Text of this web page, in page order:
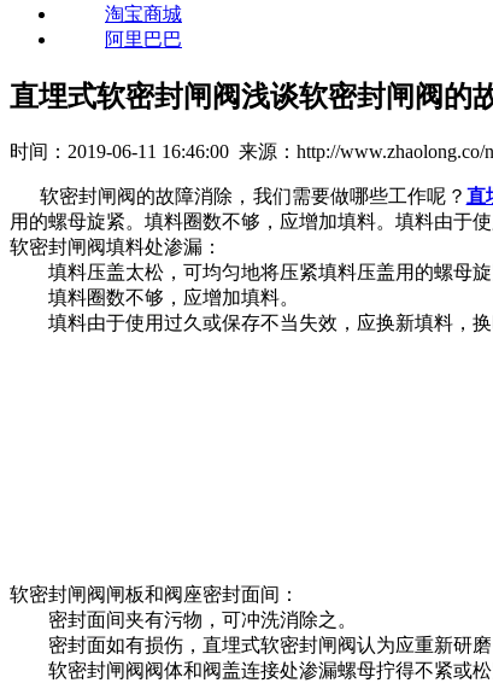
淘宝商城
阿里巴巴
直埋式软密封闸阀浅谈软密封闸阀的
时间：2019-06-11 16:46:00 来源：http://www.zhaolong.co/
软密封闸阀的故障消除，我们需要做哪些工作呢？ 直
用的螺母旋紧。填料圈数不够，应增加填料。填料由
软密封闸阀填料处渗漏：
填料压盖太松，可均匀地将压紧填料压盖用的螺母旋
填料圈数不够，应增加填料。
填料由于使用过久或保存不当失效，应换新填料，换
软密封闸阀闸板和阀座密封面间：
密封面间夹有污物，可冲洗消除之。
密封面如有损伤，直埋式软密封闸阀认为应重新研磨
软密封闸阀阀体和阀盖连接处渗漏螺母拧得不紧或松